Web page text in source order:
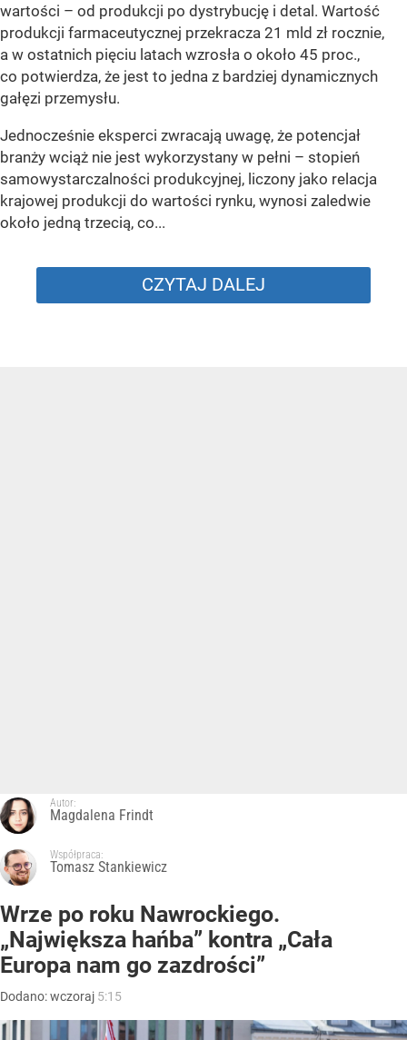
wartości – od produkcji po dystrybucję i detal. Wartość
produkcji farmaceutycznej przekracza 21 mld zł rocznie,
a w ostatnich pięciu latach wzrosła o około 45 proc.,
co potwierdza, że jest to jedna z bardziej dynamicznych
gałęzi przemysłu.
Jednocześnie eksperci zwracają uwagę, że potencjał
branży wciąż nie jest wykorzystany w pełni – stopień
samowystarczalności produkcyjnej, liczony jako relacja
krajowej produkcji do wartości rynku, wynosi zaledwie
około jedną trzecią, co...
CZYTAJ DALEJ
Autor:
Magdalena Frindt
Współpraca:
Tomasz Stankiewicz
Wrze po roku Nawrockiego.
„Największa hańba” kontra „Cała
Europa nam go zazdrości”
Dodano:wczoraj 5:15